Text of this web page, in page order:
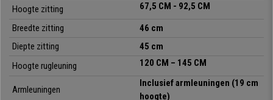
De materialen waarmee hij is vervaardigd zijn van hoge kwaliteit.
Hetrobuuste onderstel met voetsteun zorgt voor een bijzondere
stabiliteit. Destoffen bekleding is uiterst resistent
u het mooiste vindt.
Kortom, dit is een kwalitatieve, comfortabele bureaukruk, die u zal
Hoogte zitting
67,5 CM - 92,5 CM
Breedte zitting
46 cm
Diepte zitting
45 cm
Hoogte rugleuning
120 CM – 145 CM
Armleuningen
Inclusief armleuningen (19 cm
hoogte)